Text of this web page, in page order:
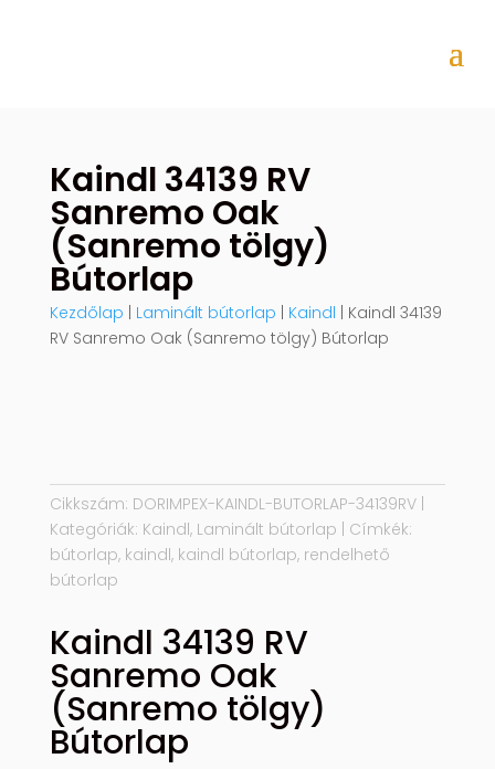
Kaindl 34139 RV
Sanremo Oak
(Sanremo tölgy)
Bútorlap
Kezdőlap | Laminált bútorlap | Kaindl | Kaindl 34139
RV Sanremo Oak (Sanremo tölgy) Bútorlap
Cikkszám: DORIMPEX-KAINDL-BUTORLAP-34139RV
Kategóriák: Kaindl, Laminált bútorlap
Címkék:
bútorlap, kaindl, kaindl bútorlap, rendelhető
bútorlap
Kaindl 34139 RV
Sanremo Oak
(Sanremo tölgy)
Bútorlap